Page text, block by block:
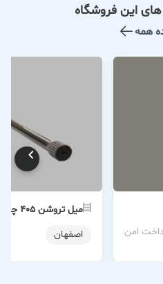
این فروشگاه
همه
امن
میل تروشن ۴۰۵ چپ و راست
اصفهان